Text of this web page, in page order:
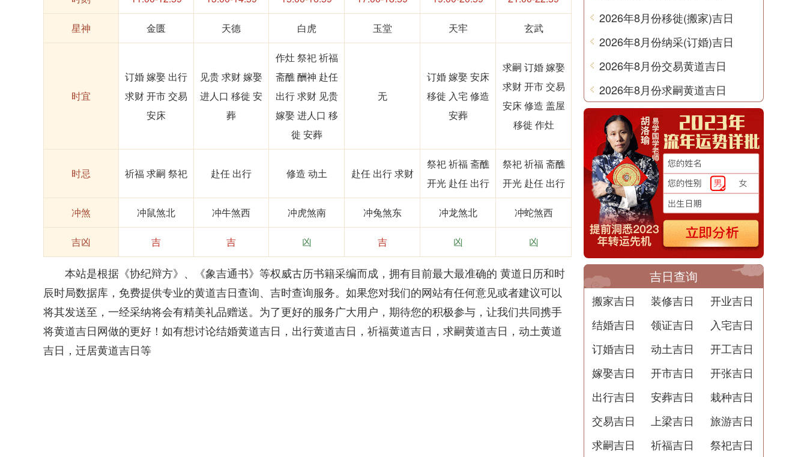
星神 金匮 天德 白虎 玉堂 天牢 玄武
时宜
订婚 嫁娶 出行
求财 开市 交易
安床
见贵 求财 嫁娶
进人口 移徙 安
葬
作灶 祭祀 祈福
斋醮 酬神 赴任
出行 求财 见贵
嫁娶 进人口 移
徙 安葬
无
订婚 嫁娶 安床
移徙 入宅 修造
安葬
求嗣 订婚 嫁娶
求财 开市 交易
安床 修造 盖屋
移徙 作灶
时忌 祈福 求嗣 祭祀 赴任 出行 修造 动土 赴任 出行 求财
祭祀 祈福 斋醮
开光 赴任 出行
祭祀 祈福 斋醮
开光 赴任 出行
冲煞 冲鼠煞北 冲牛煞西 冲虎煞南 冲兔煞东 冲龙煞北 冲蛇煞西
吉凶 吉 吉 凶 吉 凶 凶
本站是根据《协纪辩方》、《象吉通书》等权威古历书籍采编而成，拥有目前最大最准确的 黄道日历和时
辰时局数据库，免费提供专业的黄道吉日查询、吉时查询服务。如果您对我们的网站有任何意见或者建议可以
将其发送至，一经采纳将会有精美礼品赠送。为了更好的服务广大用户，期待您的积极参与，让我们共同携手
将黄道吉日网做的更好！如有想讨论结婚黄道吉日，出行黄道吉日，祈福黄道吉日，求嗣黄道吉日，动土黄道
吉日，迁居黄道吉日等
2026年8月份移徙(搬家)吉日
2026年8月份纳采(订婚)吉日
2026年8月份交易黄道吉日
2026年8月份求嗣黄道吉日
吉日查询
搬家吉日 装修吉日
开业吉日
结婚吉日
领证吉日
入宅吉日
订婚吉日
动土吉日
开工吉日
嫁娶吉日
开市吉日
开张吉日
出行吉日
安葬吉日
栽种吉日
交易吉日
上梁吉日
旅游吉日
求嗣吉日
祈福吉日 祭祀吉日